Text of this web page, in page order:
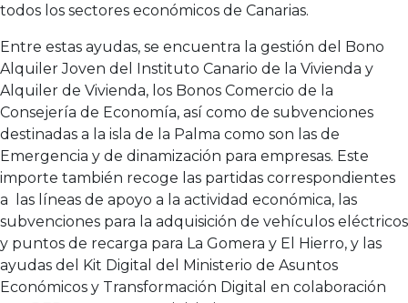
todos los sectores económicos de Canarias.
Entre estas ayudas, se encuentra la gestión del Bono
Alquiler Joven del Instituto Canario de la Vivienda y
Alquiler de Vivienda, los Bonos Comercio de la
Consejería de Economía, así como de subvenciones
destinadas a la isla de la Palma como son las de
Emergencia y de dinamización para empresas. Este
importe también recoge las partidas correspondientes
a las líneas de apoyo a la actividad económica, las
subvenciones para la adquisición de vehículos eléctricos
y puntos de recarga para La Gomera y El Hierro, y las
ayudas del Kit Digital del Ministerio de Asuntos
Económicos y Transformación Digital en colaboración